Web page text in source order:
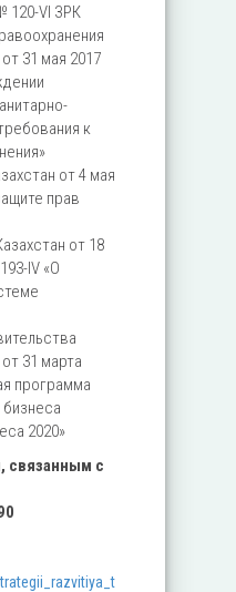
120-VI ЗРК
31 мая 2017
к
от 4 мая
прав
от 18
IV «О
31 марта
программа
2020»
связанным с